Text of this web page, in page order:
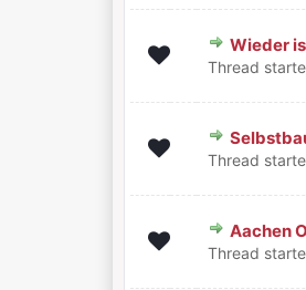
Wieder
Thread
0
Thread
0
Aachen
Thread
0